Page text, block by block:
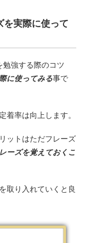
実際に使って
勉強する際のコツ
に使ってみる事で
着率は向上します。
ットはただフレーズ
ーズを覚えておくこ
取り入れていくと良